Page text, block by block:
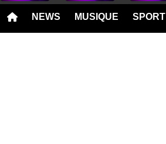
NEWS MUSIQUE SPORT